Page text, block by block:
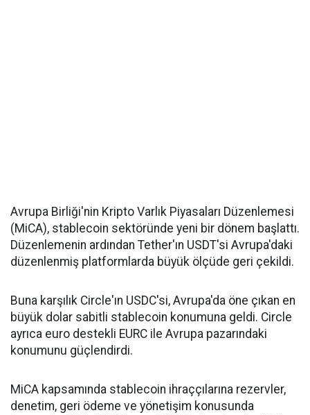
Avrupa Birliği'nin Kripto Varlık Piyasaları Düzenlemesi
(MiCA), stablecoin sektöründe yeni bir dönem başlattı.
Düzenlemenin ardından Tether'ın USDT'si Avrupa'daki
düzenlenmiş platformlarda büyük ölçüde geri çekildi.
Buna karşılık Circle'ın USDC'si, Avrupa'da öne çıkan en
büyük dolar sabitli stablecoin konumuna geldi. Circle
ayrıca euro destekli EURC ile Avrupa pazarındaki
konumunu güçlendirdi.
MiCA kapsamında stablecoin ihraççılarına rezervler,
denetim, geri ödeme ve yönetişim konusunda